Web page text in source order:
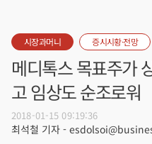
시장과머니 증시시황·전망
메디톡스 목표주가
고 임상도 순조로워
2018-01-15 09:19:36
최석철 기자 -